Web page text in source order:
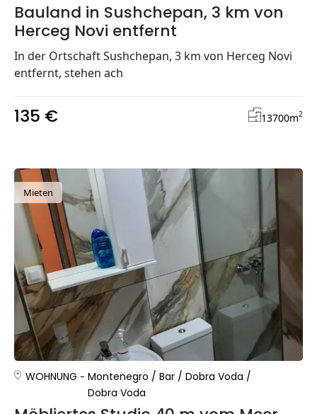
Bauland in Sushchepan, 3 km von
Herceg Novi entfernt
In der Ortschaft Sushchepan, 3 km von Herceg Novi
entfernt, stehen ach
135 € 13700m2
Mieten
WOHNUNG Montenegro / Bar / Dobra Voda /
Dobra Voda